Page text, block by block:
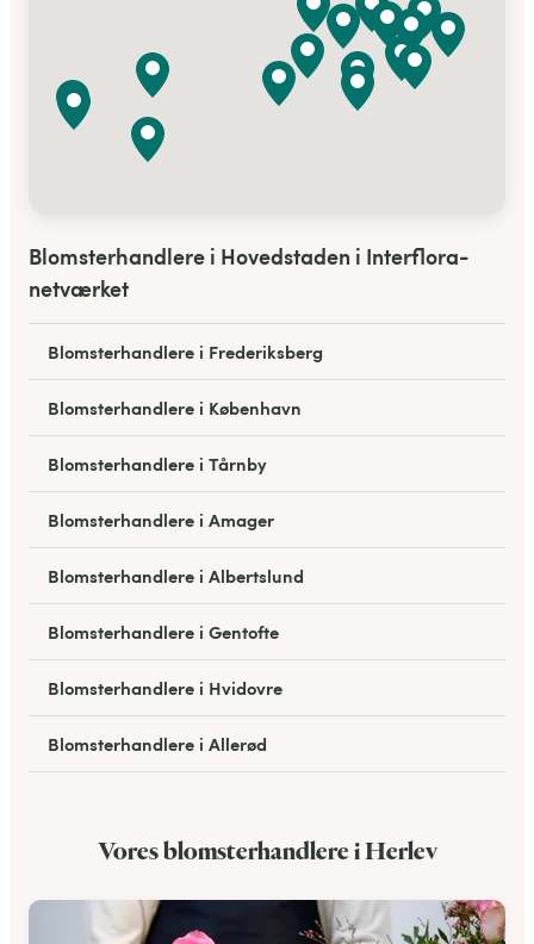
Blomsterhandlere i Hovedstaden i Interflora-
netværket
Blomsterhandlere i Frederiksberg
Blomsterhandlere i København
Blomsterhandlere i Tårnby
Blomsterhandlere i Amager
Blomsterhandlere i Albertslund
Blomsterhandlere i Gentofte
Blomsterhandlere i Hvidovre
Blomsterhandlere i Allerød
Blomsterhandlere i Hareskovby
Vores blomsterhandlere i Herlev